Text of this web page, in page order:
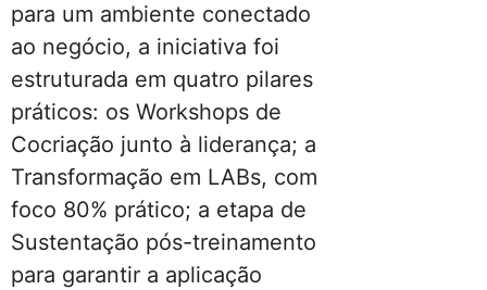
para um ambiente conectado
ao negócio, a iniciativa foi
estruturada em quatro pilares
práticos: os Workshops de
Cocriação junto à liderança; a
Transformação em LABs, com
foco 80% prático; a etapa de
Sustentação pós-treinamento
para garantir a aplicação